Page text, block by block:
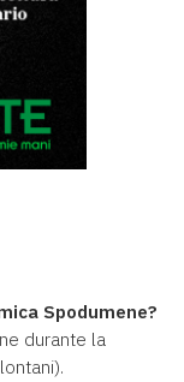
Spodumene?
durante la